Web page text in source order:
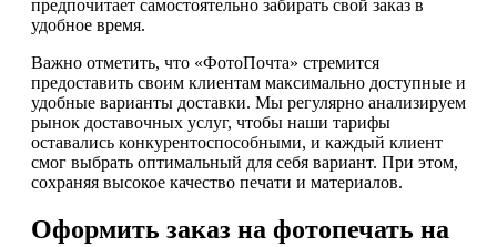
предпочитает самостоятельно забирать свой заказ в
удобное время.
Важно отметить, что «ФотоПочта» стремится
предоставить своим клиентам максимально доступные и
удобные варианты доставки. Мы регулярно анализируем
рынок доставочных услуг, чтобы наши тарифы
оставались конкурентоспособными, и каждый клиент
смог выбрать оптимальный для себя вариант. При этом,
сохраняя высокое качество печати и материалов.
Оформить заказ на фотопечать на